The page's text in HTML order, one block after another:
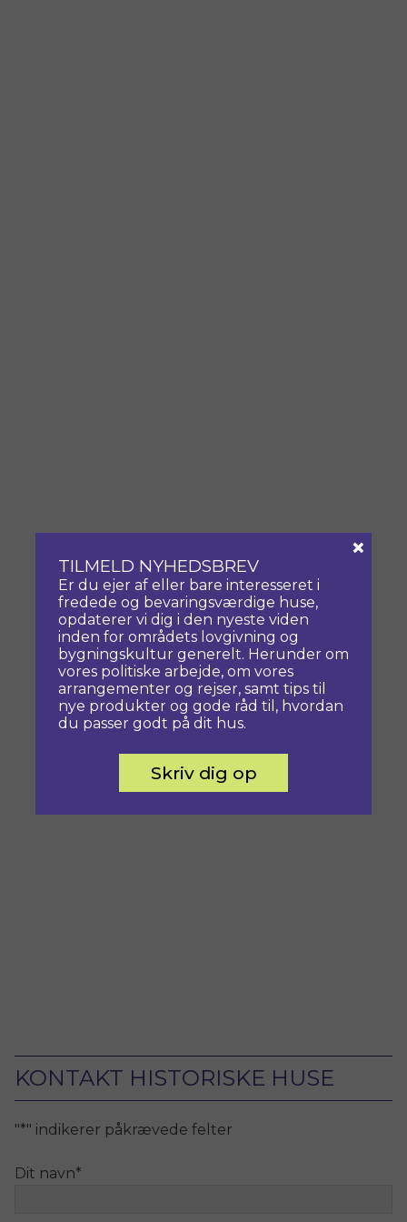
KONTAKT HISTORISKE HUSE
"*" indikerer påkrævede felter
Dit navn*
TILMELD NYHEDSBREV
Er du ejer af eller bare interesseret i
fredede og bevaringsværdige huse,
opdaterer vi dig i den nyeste viden
inden for områdets lovgivning og
bygningskultur generelt. Herunder om
vores politiske arbejde, om vores
arrangementer og rejser, samt tips til
nye produkter og gode råd til, hvordan
du passer godt på dit hus.
Skriv dig op
×